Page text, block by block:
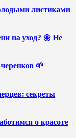
листиками
на уход? 🌼 Не
🌱
секреты
о красоте